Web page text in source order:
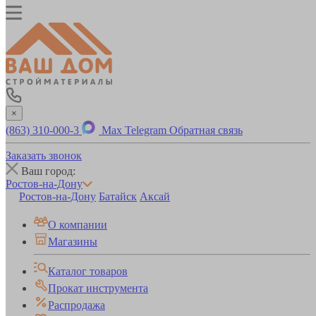
×
(863) 310-000-3 Max Telegram Обратная связь
Заказать звонок
Ваш город:
Ростов-на-Дону
Ростов-на-Дону Батайск Аксай
О компании
Магазины
Каталог товаров
Прокат инструмента
Распродажа